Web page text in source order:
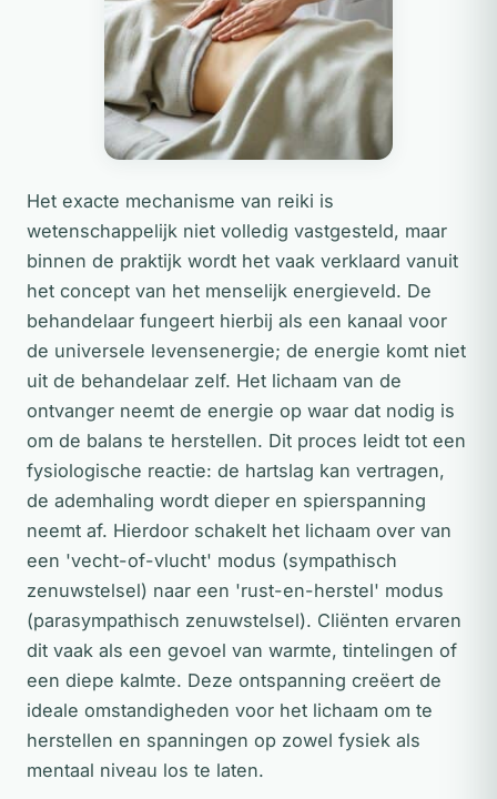
Het exacte mechanisme van reiki is
wetenschappelijk niet volledig vastgesteld, maar
binnen de praktijk wordt het vaak verklaard vanuit
het concept van het menselijk energieveld. De
behandelaar fungeert hierbij als een kanaal voor
de universele levensenergie; de energie komt niet
uit de behandelaar zelf. Het lichaam van de
ontvanger neemt de energie op waar dat nodig is
om de balans te herstellen. Dit proces leidt tot een
fysiologische reactie: de hartslag kan vertragen,
de ademhaling wordt dieper en spierspanning
neemt af. Hierdoor schakelt het lichaam over van
een 'vecht-of-vlucht' modus (sympathisch
zenuwstelsel) naar een 'rust-en-herstel' modus
(parasympathisch zenuwstelsel). Cliënten ervaren
dit vaak als een gevoel van warmte, tintelingen of
een diepe kalmte. Deze ontspanning creëert de
ideale omstandigheden voor het lichaam om te
herstellen en spanningen op zowel fysiek als
mentaal niveau los te laten.